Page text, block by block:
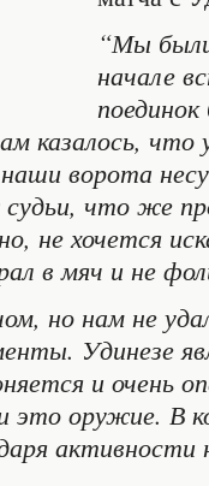
“Мы
начале
казалось,
наши ворота
что же
не хочется
в мяч и не
но нам не
Удинезе
и очень
это оружие. В